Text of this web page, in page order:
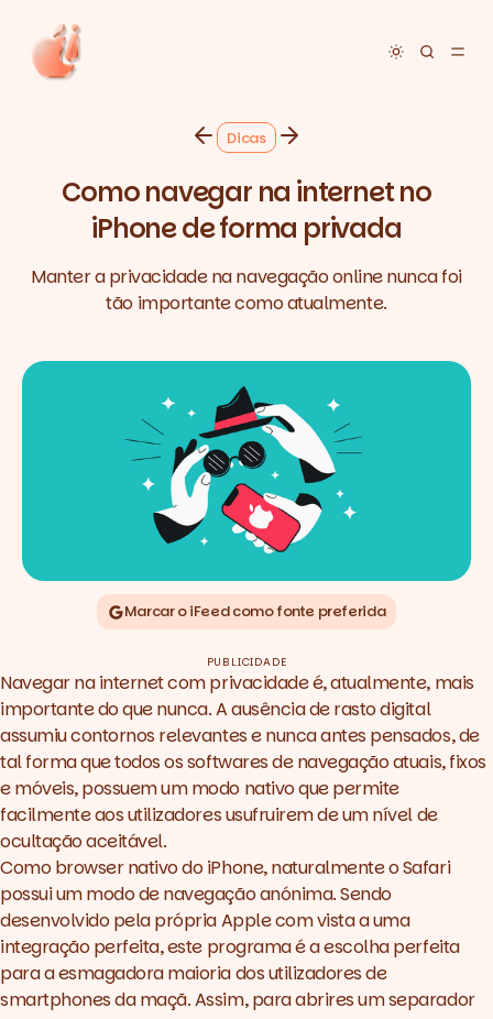
Toggle
Dicas
Como navegar na internet no
iPhone de forma privada
Manter a privacidade na navegação online nunca foi
tão importante como atualmente.
Marcar o iFeed como fonte preferida
PUBLICIDADE
Navegar na internet com privacidade é, atualmente, mais
importante do que nunca. A ausência de rasto digital
assumiu contornos relevantes e nunca antes pensados, de
tal forma que todos os softwares de navegação atuais, fixos
e móveis, possuem um modo nativo que permite
facilmente aos utilizadores usufruirem de um nível de
ocultação aceitável.
Como browser nativo do iPhone, naturalmente o Safari
possui um modo de navegação anónima. Sendo
desenvolvido pela própria Apple com vista a uma
integração perfeita, este programa é a escolha perfeita
para a esmagadora maioria dos utilizadores de
smartphones da maçã. Assim, para abrires um separador